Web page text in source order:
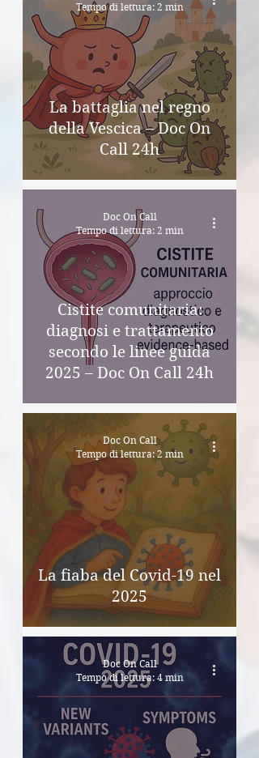
La battaglia nel regno
della Vescica – Doc On
Call 24h
Tempo di lettura: 2 min
Cistite comunitaria:
diagnosi e trattamento
secondo le linee guida
2025 – Doc On Call 24h
Doc On Call
Tempo di lettura: 2 min
La fiaba del Covid-19 nel
2025
Doc On Call
Tempo di lettura: 2 min
Doc On Call
Tempo di lettura: 4 min